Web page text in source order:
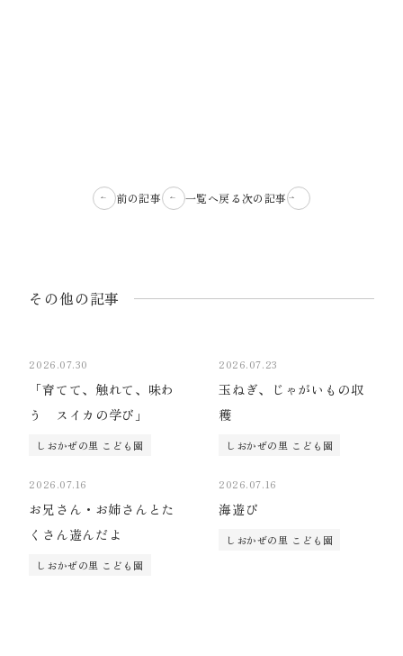
前の記事 一覧へ戻る次の記事
その他の記事
2026.07.30
「育てて、触れて、味わ
う スイカの学び」
しおかぜの里 こども園
2026.07.23
玉ねぎ、じゃがいもの収
穫
しおかぜの里 こども園
2026.07.16
お兄さん・お姉さんとた
くさん遊んだよ
しおかぜの里 こども園
2026.07.16
海遊び
しおかぜの里 こども園